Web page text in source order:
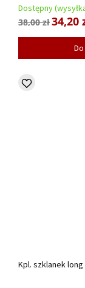
Dostępny
38,00 zł34,20
Kpl. szklanek long